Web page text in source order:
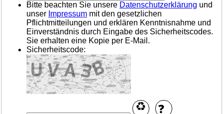
Bitte beachten Sie unsere Datenschutzerklärung
unser Impressum
Pflichtmitteilungen und erklären Kenntnisnahme und
Einverständnis durch Eingabe des Sicherheitscodes.
Sie erhalten eine Kopie per E-Mail.
Sicherheitscode: